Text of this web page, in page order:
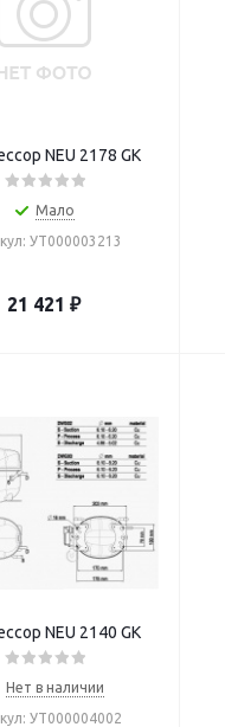
NEU 2178 GK
Мало
УТ000003213
21 421 ₽
NEU 2140 GK
Нет в наличии
УТ000004002